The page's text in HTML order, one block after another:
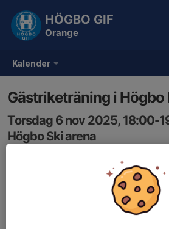
Kalender
HÖGBO GIF
Orange
Gästriketräning i Högbo
Torsdag 6 nov 2025, 18:00-
Högbo Ski arena
Samling: 17:50, Vid skyttebanan
Gästriketräning i Högbo, barmark
avslutar med gemensam fika i